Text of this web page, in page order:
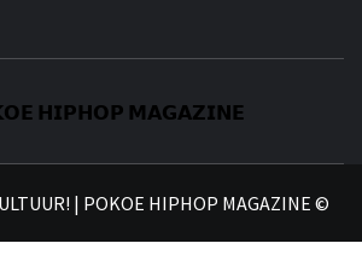
| POKOE HIPHOP MAGAZINE ©